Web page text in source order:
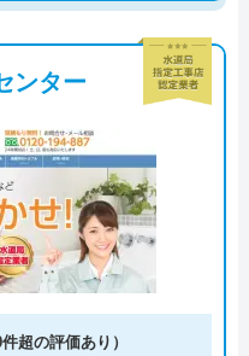
ンター
超の評価あり）